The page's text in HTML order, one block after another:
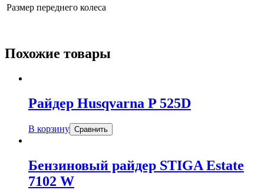
Размер переднего колеса
Похожие товары
Райдер Husqvarna P 525D
В корзину Сравнить
Бензиновый райдер STIGA Estate
7102 W